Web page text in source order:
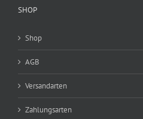
SHOP
Shop
AGB
Versandarten
Zahlungsarten